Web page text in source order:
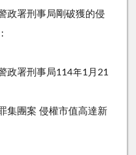
政署刑事局剛破獲的侵
政署刑事局114年1月21
集團案 侵權市值高達新